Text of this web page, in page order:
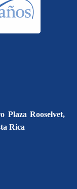
Plaza Rooselvet,
Rica